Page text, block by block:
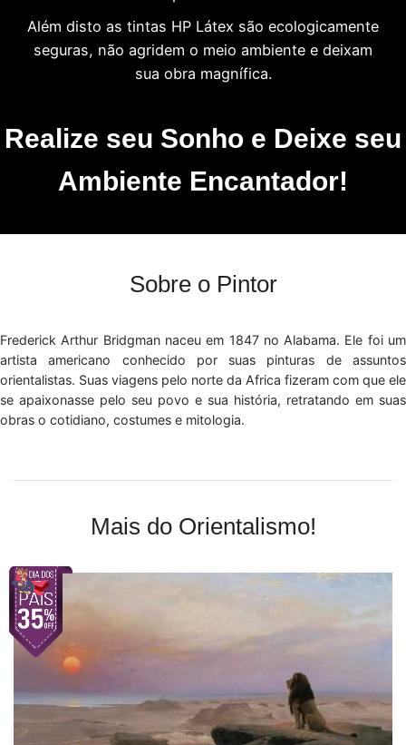
Além disto as tintas HP Látex são ecologicamente
seguras, não agridem o meio ambiente e deixam
sua obra magnífica.
Realize seu Sonho e Deixe seu
Ambiente Encantador!
Sobre o Pintor
Frederick Arthur Bridgman naceu em 1847 no Alabama. Ele foi um
artista americano conhecido por suas pinturas de assuntos
orientalistas. Suas viagens pelo norte da Africa fizeram com que ele
se apaixonasse pelo seu povo e sua história, retratando em suas
obras o cotidiano, costumes e mitologia.
Mais do Orientalismo!